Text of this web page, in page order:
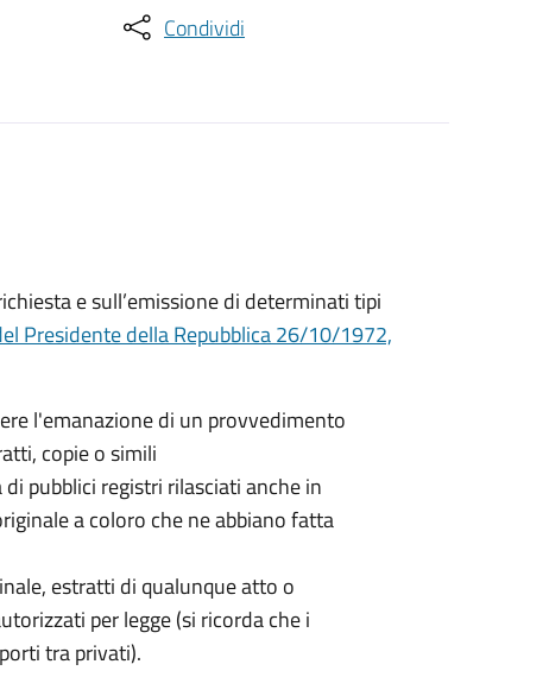
Condividi
e sull’emissione di determinati tipi
Presidente della Repubblica 26/10/1972,
l'emanazione di un provvedimento
copie o simili
pubblici registri rilasciati anche in
a coloro che ne abbiano fatta
estratti di qualunque atto o
per legge (si ricorda che i
tra privati).